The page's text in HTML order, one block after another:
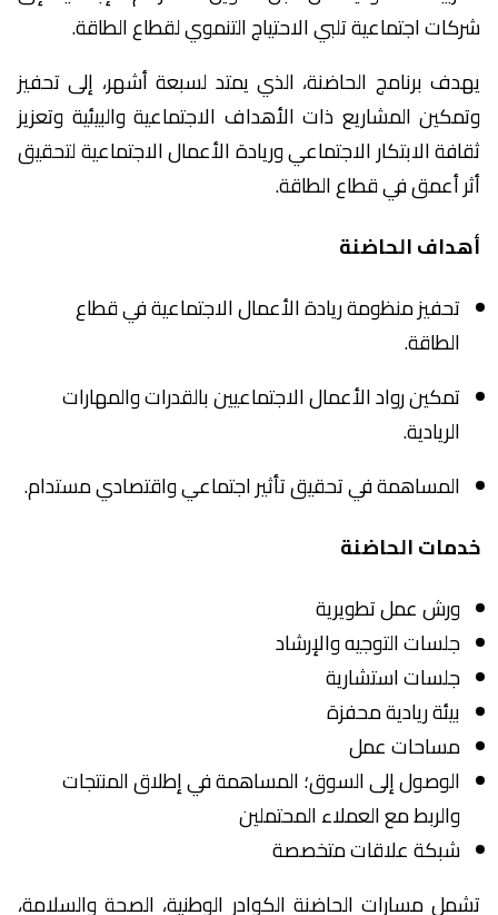
شركات اجتماعية تلبي الاحتياج التنموي لقطاع الطاقة.
يهدف برنامج الحاضنة، الذي يمتد لسبعة أشهر، إلى تحفيز
وتمكين المشاريع ذات الأهداف الاجتماعية والبيئية وتعزيز
ثقافة الابتكار الاجتماعي وريادة الأعمال الاجتماعية لتحقيق
أثر أعمق في قطاع الطاقة.
أهداف الحاضنة
تحفيز منظومة ريادة الأعمال الاجتماعية في قطاع
الطاقة.
تمكين رواد الأعمال الاجتماعيين بالقدرات والمهارات
الريادية.
المساهمة في تحقيق تأثير اجتماعي واقتصادي مستدام.
خدمات الحاضنة
ورش عمل تطويرية
جلسات التوجيه والإرشاد
جلسات استشارية
بيئة ريادية محفزة
مساحات عمل
الوصول إلى السوق؛ المساهمة في إطلاق المنتجات
والربط مع العملاء المحتملين
شبكة علاقات متخصصة
تشمل مسارات الحاضنة الكوادر الوطنية، الصحة والسلامة،